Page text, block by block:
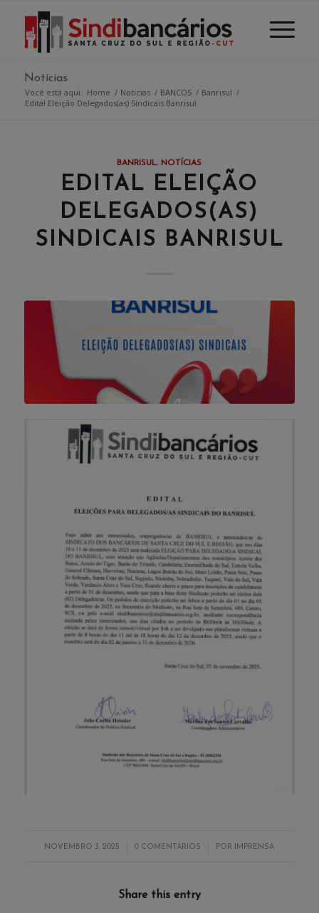
Notícias
Você está aqui: Home / Notícias / BANCOS / Banrisul /
Edital Eleição Delegados(as) Sindicais Banrisul
BANRISUL, NOTÍCIAS
EDITAL ELEIÇÃO
DELEGADOS(AS)
SINDICAIS BANRISUL
NOVEMBRO 3, 2025
/ 0 COMENTÁRIOS
/ POR IMPRENSA
Share this entry